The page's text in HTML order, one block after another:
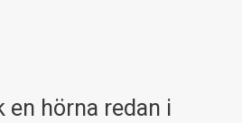
en hörna redan i